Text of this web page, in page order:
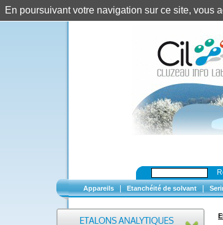
Appareils Etanchéité de solvant
En poursuivant votre navigation sur ce site,